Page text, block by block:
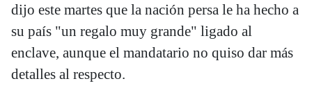
dijo este martes que la nación persa le ha hecho a
su país "un regalo muy grande" ligado al
enclave, aunque el mandatario no quiso dar más
detalles al respecto.